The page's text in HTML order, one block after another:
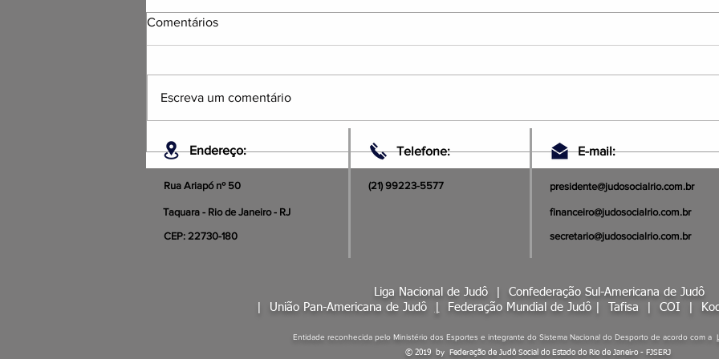
Judô Social Rio: Soldados da
Ética e da Verdade
Comentários
Escreva um comentário
Endereço:
Rua Ariapó nº 50
Taquara - Rio de Janeiro - RJ
CEP: 22730-180
Telefone:
(21) 99223-5577
E-mail:
presidente@judosocialrio.com.br
financeiro@judosocialrio.com.br
secretario@judosocialrio.com.br
Liga Nacional de Judô | Confederação Sul-Americana de Judô
União Pan-Americana de Judô Federação Mundial de Judô| Tafisa COI
Entidade reconhecida pelo Ministério dos Esportes e integrante do Sistema Nacional do Desporto de acordo com a
© 2019 by Federação de Judô Social do Estado do Rio de Janeiro - FJSERJ